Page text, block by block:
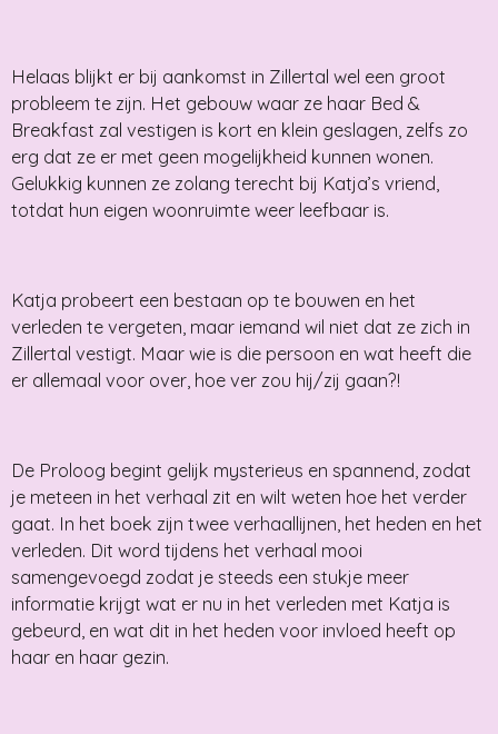
Helaas blijkt er bij aankomst in Zillertal wel een groot
probleem te zijn. Het gebouw waar ze haar Bed &
Breakfast zal vestigen is kort en klein geslagen, zelfs zo
erg dat ze er met geen mogelijkheid kunnen wonen.
Gelukkig kunnen ze zolang terecht bij Katja’s vriend,
totdat hun eigen woonruimte weer leefbaar is.
Katja probeert een bestaan op te bouwen en het
verleden te vergeten, maar iemand wil niet dat ze zich in
Zillertal vestigt. Maar wie is die persoon en wat heeft die
er allemaal voor over, hoe ver zou hij/zij gaan?!
De Proloog begint gelijk mysterieus en spannend, zodat
je meteen in het verhaal zit en wilt weten hoe het verder
gaat. In het boek zijn twee verhaallijnen, het heden en het
verleden. Dit word tijdens het verhaal mooi
samengevoegd zodat je steeds een stukje meer
informatie krijgt wat er nu in het verleden met Katja is
gebeurd, en wat dit in het heden voor invloed heeft op
haar en haar gezin.